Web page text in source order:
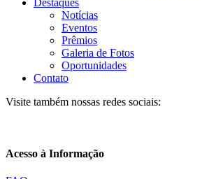
Destaques
Notícias
Eventos
Prêmios
Galeria de Fotos
Oportunidades
Contato
Visite também nossas redes sociais:
Acesso à Informação